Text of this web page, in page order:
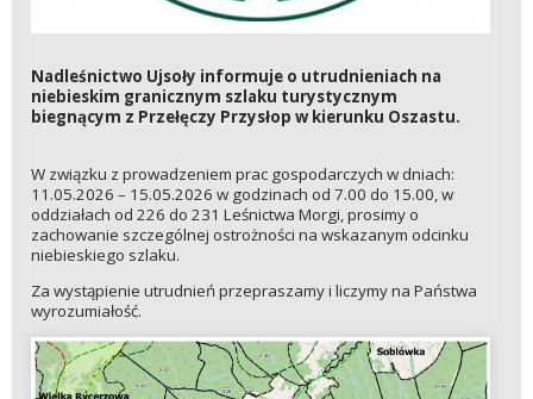
Nadleśnictwo Ujsoły informuje o utrudnieniach na
niebieskim granicznym szlaku turystycznym
biegnącym z Przełęczy Przysłop w kierunku Oszastu.
W związku z prowadzeniem prac gospodarczych w dniach:
11.05.2026 – 15.05.2026 w godzinach od 7.00 do 15.00, w
oddziałach od 226 do 231 Leśnictwa Morgi, prosimy o
zachowanie szczególnej ostrożności na wskazanym odcinku
niebieskiego szlaku.
Za wystąpienie utrudnień przepraszamy i liczymy na Państwa
wyrozumiałość.